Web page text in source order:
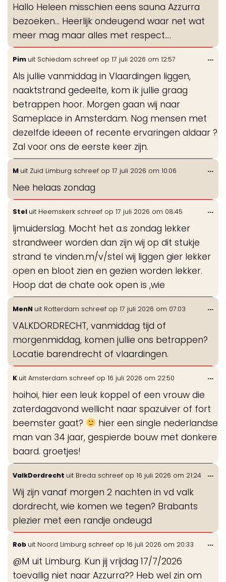
Hallo Heleen misschien eens sauna Azzurra
bezoeken... Heerlijk ondeugend waar net wat
meer mag maar alles met respect....
Pim uit Schiedam schreef op 17 juli 2026 om 12:57
Als jullie vanmiddag in Vlaardingen liggen,
naaktstrand gedeelte, kom ik jullie graag
betrappen hoor. Morgen gaan wij naar
Sameplace in Amsterdam. Nog mensen met
dezelfde ideeen of recente ervaringen aldaar ?
Zal voor ons de eerste keer zijn.
...
M uit Zuid Limburg schreef op 17 juli 2026 om 10:06
Nee helaas zondag
...
Stel uit Heemskerk schreef op 17 juli 2026 om 08:45
Ijmuiderslag. Mocht het a.s zondag lekker
strandweer worden dan zijn wij op dit stukje
strand te vinden.m/v/stel wij liggen gier lekker
open en bloot zien en gezien worden lekker.
Hoop dat de chate ook open is ,wie
...
MenN uit Rotterdam schreef op 17 juli 2026 om 07:03
VALKDORDRECHT, vanmiddag tijd of
morgenmiddag, komen jullie ons betrappen?
Locatie barendrecht of vlaardingen.
...
K uit Amsterdam schreef op 16 juli 2026 om 22:50
hoihoi, hier een leuk koppel of een vrouw die
zaterdagavond wellicht naar spazuiver of fort
beemster gaat?
hier een single nederlandse
man van 34 jaar, gespierde bouw met donkere
baard. groetjes!
...
ValkDordrecht uit Breda schreef op 16 juli 2026 om 21:24
Wij zijn vanaf morgen 2 nachten in vd valk
dordrecht, wie komen we tegen? Brabants
plezier met een randje ondeugd
...
Rob uit Noord Limburg schreef op 16 juli 2026 om 20:33
@M uit Limburg. Kun jij vrijdag 17/7/2026
toevallig niet naar Azzurra?? Heb wel zin om
...